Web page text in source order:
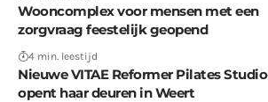
Wooncomplex voor mensen met een
zorgvraag feestelijk geopend
4 min. leestijd
Nieuwe VITAE Reformer Pilates Studio
opent haar deuren in Weert